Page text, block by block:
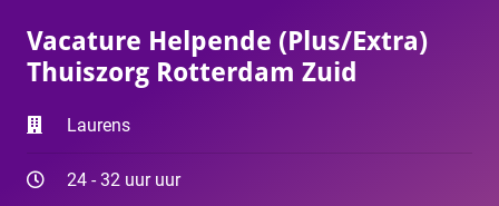
Vacature Helpende (Plus/Extra)
Thuiszorg Rotterdam Zuid
Laurens
24 - 32 uur uur